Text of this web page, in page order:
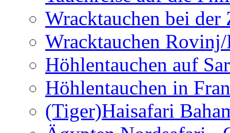
Wracktauchen bei der
Wracktauchen
Höhlentauchen auf
Höhlentauchen in
(Tiger)Haisafari